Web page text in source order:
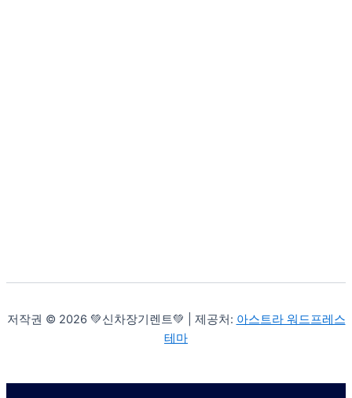
저작권 © 2026 💚신차장기렌트💚 | 제공처: 아스트라 워드프레스
테마